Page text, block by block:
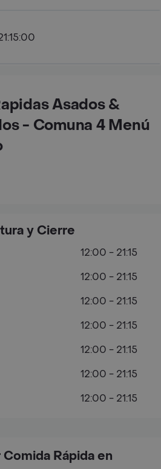
Asados &
- Comuna 4 Menú
Rápida en
y Cierre
12:00 - 21:15
12:00 - 21:15
12:00 - 21:15
12:00 - 21:15
12:00 - 21:15
12:00 - 21:15
12:00 - 21:15